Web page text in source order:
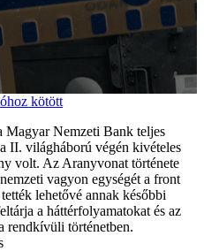
kötött
Magyar Nemzeti Bank teljes
II. világháború végén kivételes
volt. Az Aranyvonat története
vagyon egységét a front
lehetővé annak későbbi
a háttérfolyamatokat és az
rendkívüli történetben.